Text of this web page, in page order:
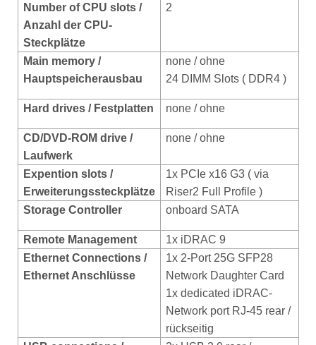
Number of CPU slots /
Anzahl der CPU-
Steckplätze
2
Main memory /
Hauptspeicherausbau
none / ohne
24 DIMM Slots ( DDR4 )
Hard drives / Festplatten none / ohne
CD/DVD-ROM drive /
Laufwerk
none / ohne
Expention slots /
Erweiterungssteckplätze
1x PCIe x16 G3 ( via
Riser2 Full Profile )
Storage Controller
onboard SATA
Remote Management
1x iDRAC 9
Ethernet Connections /
Ethernet Anschlüsse
1x 2-Port 25G SFP28
Network Daughter Card
1x dedicated iDRAC-
Network port RJ-45 rear /
rückseitig